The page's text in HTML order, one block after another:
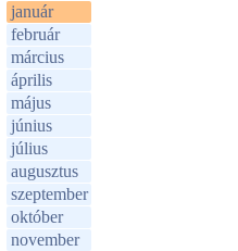
január
február
március
április
május
június
július
augusztus
szeptember
október
november